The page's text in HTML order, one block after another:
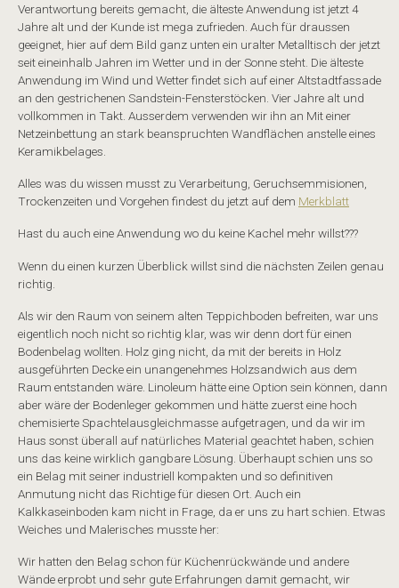
Verantwortung bereits gemacht, die älteste Anwendung ist jetzt 4
Jahre alt und der Kunde ist mega zufrieden. Auch für draussen
geeignet, hier auf dem Bild ganz unten ein uralter Metalltisch der jetzt
seit eineinhalb Jahren im Wetter und in der Sonne steht. Die älteste
Anwendung im Wind und Wetter findet sich auf einer Altstadtfassade
an den gestrichenen Sandstein-Fensterstöcken. Vier Jahre alt und
vollkommen in Takt. Ausserdem verwenden wir ihn an Mit einer
Netzeinbettung an stark beanspruchten Wandflächen anstelle eines
Keramikbelages.
Alles was du wissen musst zu Verarbeitung, Geruchsemmisionen,
Trockenzeiten und Vorgehen findest du jetzt auf dem Merkblatt
Hast du auch eine Anwendung wo du keine Kachel mehr willst???
Wenn du einen kurzen Überblick willst sind die nächsten Zeilen genau
richtig.
Als wir den Raum von seinem alten Teppichboden befreiten, war uns
eigentlich noch nicht so richtig klar, was wir denn dort für einen
Bodenbelag wollten. Holz ging nicht, da mit der bereits in Holz
ausgeführten Decke ein unangenehmes Holzsandwich aus dem
Raum entstanden wäre. Linoleum hätte eine Option sein können, dann
aber wäre der Bodenleger gekommen und hätte zuerst eine hoch
chemisierte Spachtelausgleichmasse aufgetragen, und da wir im
Haus sonst überall auf natürliches Material geachtet haben, schien
uns das keine wirklich gangbare Lösung. Überhaupt schien uns so
ein Belag mit seiner industriell kompakten und so definitiven
Anmutung nicht das Richtige für diesen Ort. Auch ein
Kalkkaseinboden kam nicht in Frage, da er uns zu hart schien. Etwas
Weiches und Malerisches musste her:
Wir hatten den Belag schon für Küchenrückwände und andere
Wände erprobt und sehr gute Erfahrungen damit gemacht, wir